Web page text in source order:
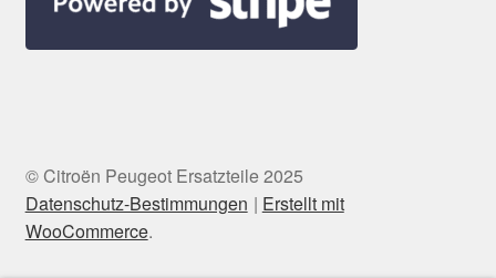
© Citroën Peugeot Ersatzteile 2025
Datenschutz-Bestimmungen
Erstellt mit
WooCommerce.